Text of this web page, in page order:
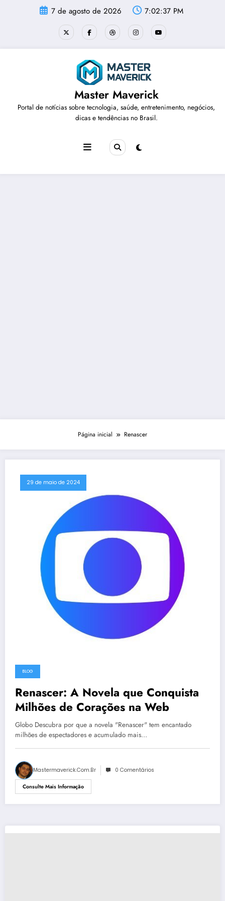
7 de agosto de 2026 7:02:38 PM
Master Maverick
Portal de notícias sobre tecnologia, saúde, entretenimento, negócios,
dicas e tendências no Brasil.
Página inicial Renascer
29 de maio de 2024
BLOG
Renascer: A Novela que Conquista
Milhões de Corações na Web
Globo Descubra por que a novela "Renascer" tem encantado
milhões de espectadores e acumulado mais…
Mastermaverick.com.br 0 Comentários
Consulte Mais Informação